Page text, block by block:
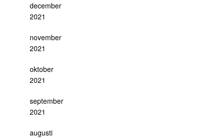
december
2021
november
2021
oktober
2021
september
2021
augusti